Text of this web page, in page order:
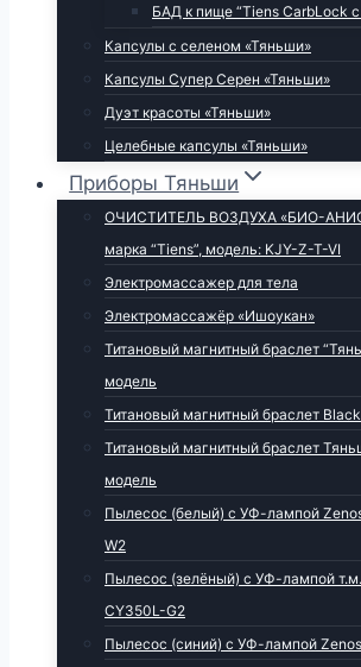
БАД к пище “Tiens CarbLock
Капсулы с селеном «Тяньши»
Капсулы Супер Серен «Тяньши»
Дуэт красоты «Тяньши»
Целебные капсулы «Тяньши»
Приборы Тяньши
ОЧИСТИТЕЛЬ ВОЗДУХА «БИО-
марка “Tiens”, модель: KJY-Z-T-VI
Электромассажер для тела
Электромассажёр «Ишоукан»
Титановый магнитный браслет
модель
Титановый магнитный браслет
Титановый магнитный браслет
модель
Пылесос (белый) с УФ-лампой
W2
Пылесос (зелёный) с УФ-лампой
CY350L-G2
Пылесос (синий) с УФ-лампой